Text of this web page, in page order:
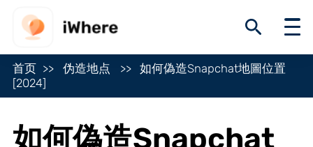
首页 伪造地点
如何偽造Snapchat地圖位置
[2024]
如何偽造Snapchat